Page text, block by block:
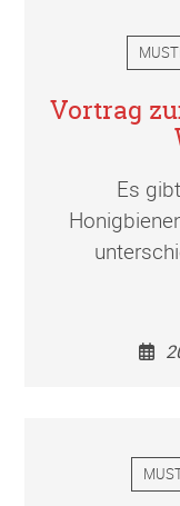
Vortrag
Es